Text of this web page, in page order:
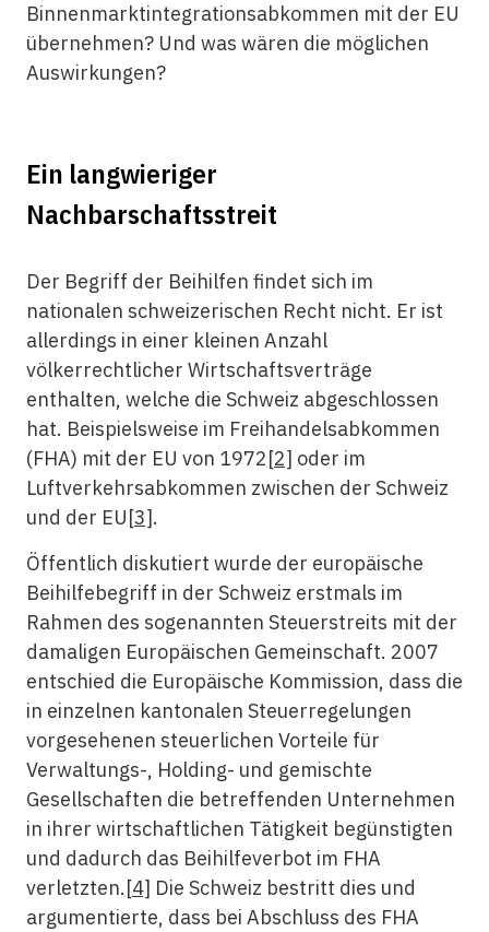
Binnenmarktintegrationsabkommen mit der EU
übernehmen? Und was wären die möglichen
Auswirkungen?
Ein langwieriger
Nachbarschaftsstreit
Der Begriff der Beihilfen findet sich im
nationalen schweizerischen Recht nicht. Er ist
allerdings in einer kleinen Anzahl
völkerrechtlicher Wirtschaftsverträge
enthalten, welche die Schweiz abgeschlossen
hat. Beispielsweise im Freihandelsabkommen
(FHA) mit der EU von 1972[2] oder im
Luftverkehrsabkommen zwischen der Schweiz
und der EU[3].
Öffentlich diskutiert wurde der europäische
Beihilfebegriff in der Schweiz erstmals im
Rahmen des sogenannten Steuerstreits mit der
damaligen Europäischen Gemeinschaft. 2007
entschied die Europäische Kommission, dass die
in einzelnen kantonalen Steuerregelungen
vorgesehenen steuerlichen Vorteile für
Verwaltungs-, Holding- und gemischte
Gesellschaften die betreffenden Unternehmen
in ihrer wirtschaftlichen Tätigkeit begünstigten
und dadurch das Beihilfeverbot im FHA
verletzten.[4] Die Schweiz bestritt dies und
argumentierte, dass bei Abschluss des FHA